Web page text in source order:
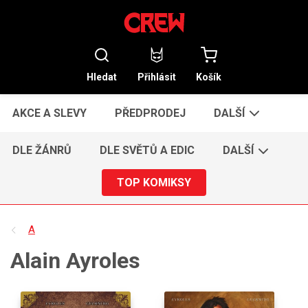
Hledat Přihlásit Košík
AKCE A SLEVY PŘEDPRODEJ DALŠÍ
DLE ŽÁNRŮ DLE SVĚTŮ A EDIC DALŠÍ
TOP KOMIKSY
A
Alain Ayroles